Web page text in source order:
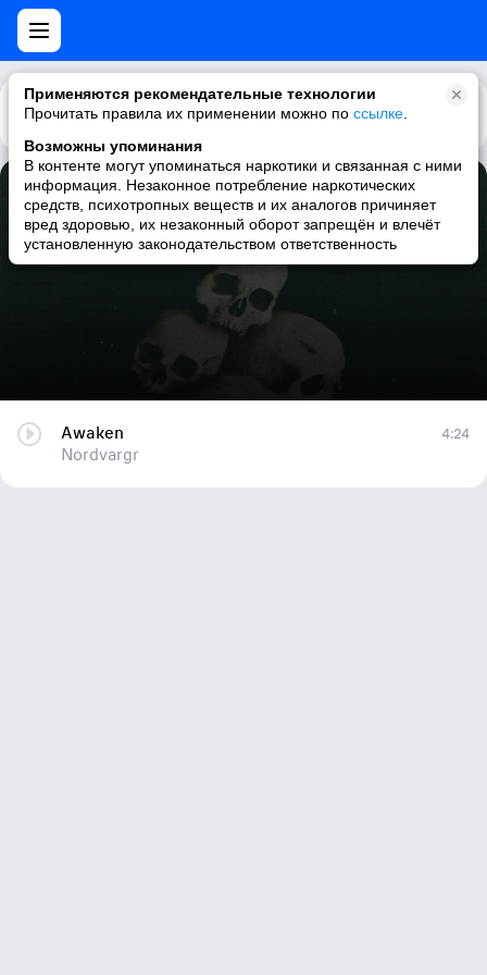
Применяются рекомендательные технологии
Прочитать правила их применении можно по ссылке
Возможны упоминания
В контенте могут упоминаться наркотики и связанная с ними
информация. Незаконное потребление наркотических
средств, психотропных веществ и их аналогов причиняет
вред здоровью, их незаконный оборот запрещён и влечёт
установленную законодательством ответственность
Каталог Рекомендации
Awaken
Nordvargr
Awaken
Nordvargr
4:24